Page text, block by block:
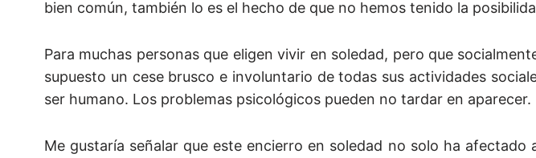
bien común, también lo es el hecho de que no hemos tenido la
Para muchas personas que eligen vivir en soledad, pero que
supuesto un cese brusco e involuntario de todas sus actividades
ser humano. Los problemas psicológicos pueden no tardar en aparecer.
Me gustaría señalar que este encierro en soledad no solo ha afectado